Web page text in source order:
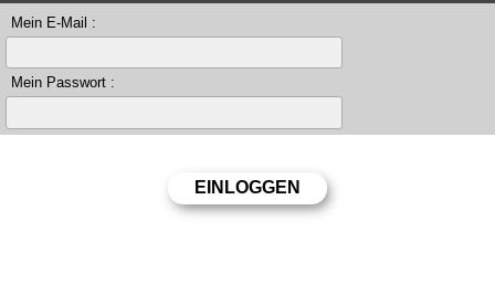
Mein E-Mail :
Mein Passwort :